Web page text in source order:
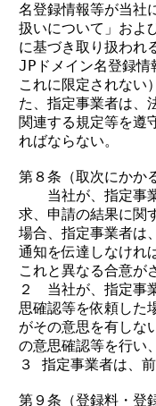
名登録情報等が当社
扱いについて」およ
に基づき取り扱われ
JPドメイン名登録情
これに限定されない
た、指定事業者は、
関連する規定等を遵
ればならない。
第８条（取次にかか
当社が、指定事業
求、申請の結果に関
場合、指定事業者は
通知を伝達しなけれ
これと異なる合意が
２　当社が、指定事
思確認等を依頼した
がその意思を有しな
の意思確認等を行い
３ 指定事業者は、
第９条（登録料・登